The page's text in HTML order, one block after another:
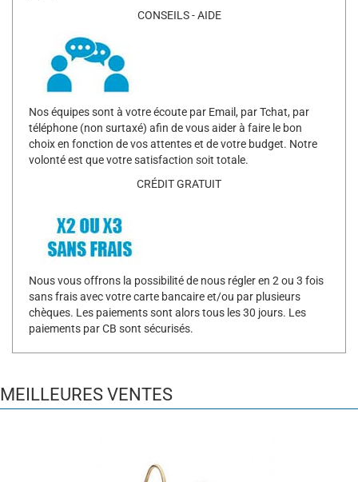
CONSEILS - AIDE
Nos équipes sont à votre écoute par Email, par Tchat, par
téléphone (non surtaxé) afin de vous aider à faire le bon
choix en fonction de vos attentes et de votre budget. Notre
volonté est que votre satisfaction soit totale.
CRÉDIT GRATUIT
Nous vous offrons la possibilité de nous régler en 2 ou 3 fois
sans frais avec votre carte bancaire et/ou par plusieurs
chèques. Les paiements sont alors tous les 30 jours. Les
paiements par CB sont sécurisés.
MEILLEURES VENTES